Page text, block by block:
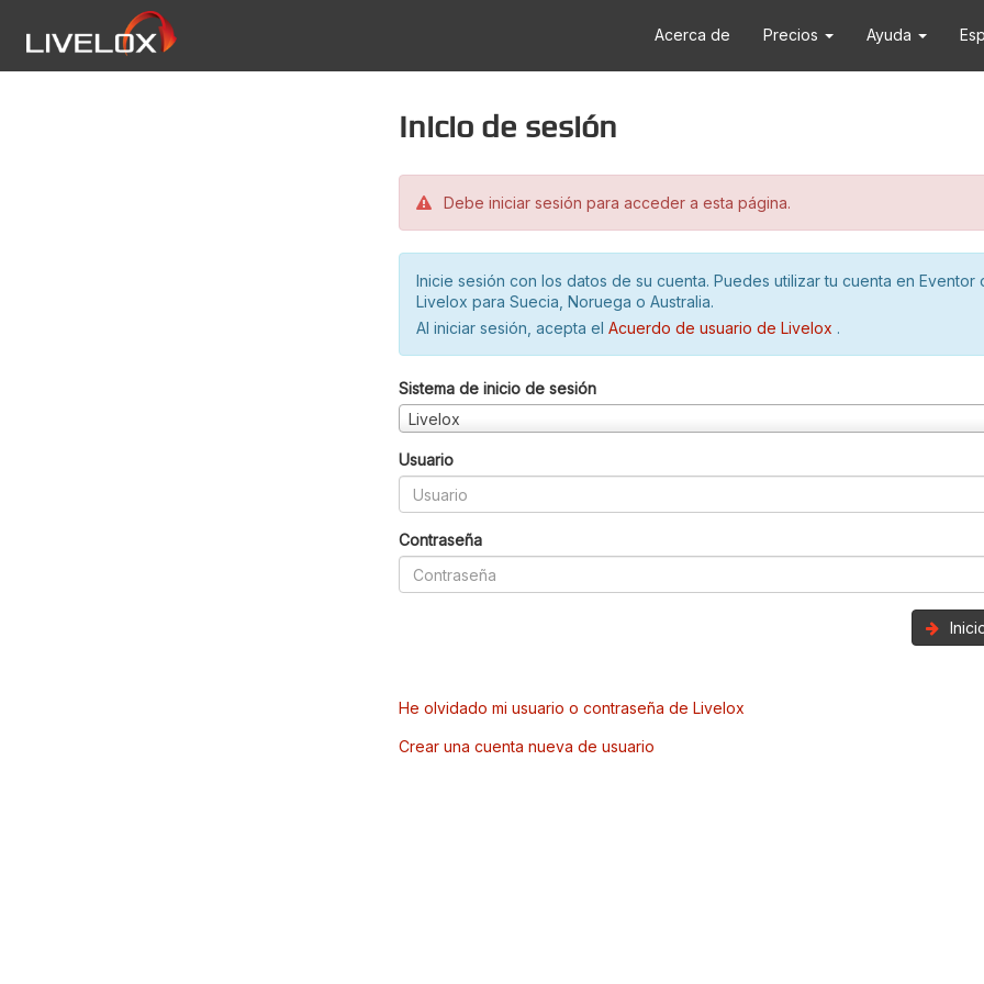
Acerca de Precios Ayuda
Inicio de sesión
Debe iniciar sesión para acceder a esta página.
Inicie sesión con los datos de su cuenta. Puedes utilizar tu cuenta en Eventor
Livelox para Suecia, Noruega o Australia.
Al iniciar sesión, acepta el Acuerdo de usuario de Livelox .
Sistema de inicio de sesión
Livelox
Usuario
Contraseña
He olvidado mi usuario o contraseña de Livelox
Crear una cuenta nueva de usuario